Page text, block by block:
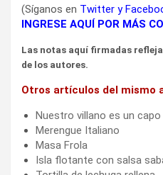
(Síganos en Twitter y
INGRESE AQUÍ POR MÁS
Las notas aquí firmadas
de los autores.
Otros artículos del mismo
Nuestro villano es un capo
Merengue Italiano
Masa Frola
Isla flotante con salsa